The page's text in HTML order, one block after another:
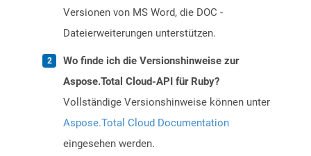
Versionen von MS Word, die DOC -
Dateierweiterungen unterstützen.
Wo finde ich die Versionshinweise zur
Aspose.Total Cloud-API für Ruby?
Vollständige Versionshinweise können unter
Aspose.Total Cloud Documentation
eingesehen werden.